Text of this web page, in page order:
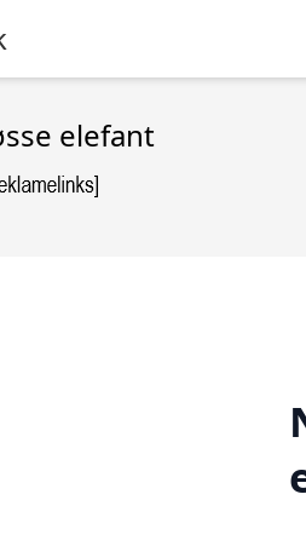
elefant